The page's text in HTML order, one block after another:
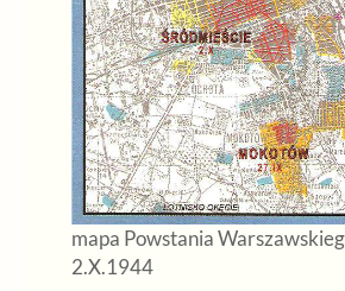
mapa Powstania
2.X.1944